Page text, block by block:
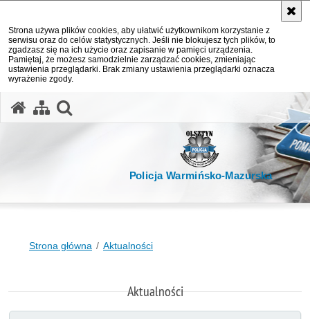
Strona używa plików cookies, aby ułatwić użytkownikom korzystanie z
serwisu oraz do celów statystycznych. Jeśli nie blokujesz tych plików, to
zgadzasz się na ich użycie oraz zapisanie w pamięci urządzenia.
Pamiętaj, że możesz samodzielnie zarządzać cookies, zmieniając
ustawienia przeglądarki. Brak zmiany ustawienia przeglądarki oznacza
wyrażenie zgody.
Policja Warmińsko-Mazurska
Strona główna Aktualności
Aktualności